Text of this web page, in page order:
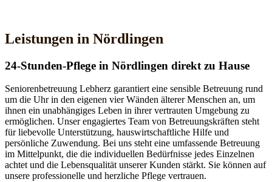
Leistungen in Nördlingen
24-Stunden-Pflege in Nördlingen direkt zu Hause
Seniorenbetreuung Lebherz garantiert eine sensible Betreuung rund
um die Uhr in den eigenen vier Wänden älterer Menschen an, um
ihnen ein unabhängiges Leben in ihrer vertrauten Umgebung zu
ermöglichen. Unser engagiertes Team von Betreuungskräften steht
für liebevolle Unterstützung, hauswirtschaftliche Hilfe und
persönliche Zuwendung. Bei uns steht eine umfassende Betreuung
im Mittelpunkt, die die individuellen Bedürfnisse jedes Einzelnen
achtet und die Lebensqualität unserer Kunden stärkt. Sie können auf
unsere professionelle und herzliche Pflege vertrauen.